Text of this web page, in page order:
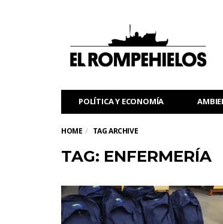
POLÍTICA Y ECONOMÍA
HOME TAG ARCHIVE
TAG: ENFERMERÍA